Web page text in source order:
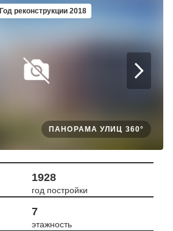
Год реконструкции 2018
ПАНОРАМА УЛИЦ 360°
1928
год постройки
7
этажность